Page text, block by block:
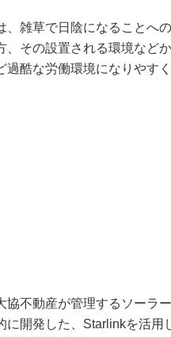
、雑草で日陰になることへ
、その設置される環境など
過酷な労働環境になりやす
協不動産が管理するソーラ
に開発した、Starlinkを活用